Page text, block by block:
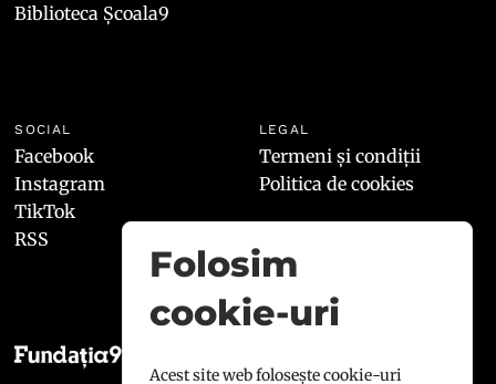
Biblioteca Școala9
SOCIAL
Facebook
Instagram
TikTok
RSS
LEGAL
Termeni și condiții
Politica de cookies
Folosim
cookie-uri
Acest site web folosește cookie-uri